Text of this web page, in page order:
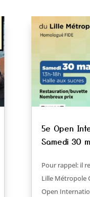
5e Open
Samedi 30
Pour rappel: il
Lille Métropole
Open